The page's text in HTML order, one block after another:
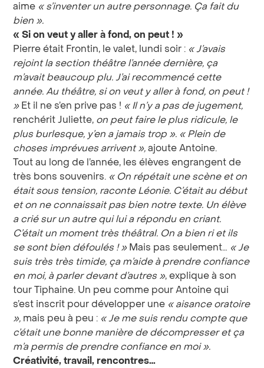
aime « s’inventer un autre personnage. Ça fait du
bien ».
« Si on veut y aller à fond, on peut ! »
Pierre était Frontin, le valet, lundi soir : « J’avais
rejoint la section théâtre l’année dernière, ça
m’avait beaucoup plu. J’ai recommencé cette
année. Au théâtre, si on veut y aller à fond, on peut !
»Et il ne s’en prive pas ! « Il n’y a pas de jugement,
renchérit Juliette, on peut faire le plus ridicule, le
plus burlesque, y’en a jamais trop ». « Plein de
choses imprévues arrivent », ajoute Antoine.
Tout au long de l’année, les élèves engrangent de
très bons souvenirs. « On répétait une scène et on
était sous tension, raconte Léonie. C’était au début
et on ne connaissait pas bien notre texte. Un élève
a crié sur un autre qui lui a répondu en criant.
C’était un moment très théâtral. On a bien ri et ils
se sont bien défoulés ! »Mais pas seulement… « Je
suis très très timide, ça m’aide à prendre confiance
en moi, à parler devant d’autres », explique à son
tour Tiphaine. Un peu comme pour Antoine qui
s’est inscrit pour développer une « aisance oratoire
», mais peu à peu : « Je me suis rendu compte que
c’était une bonne manière de décompresser et ça
m’a permis de prendre confiance en moi ».
Créativité, travail, rencontres…